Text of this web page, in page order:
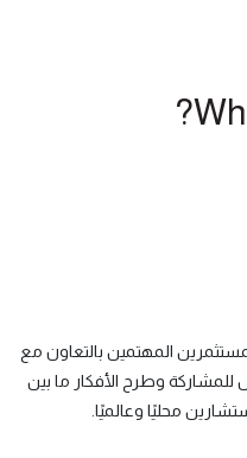
المهتمين بالتعاون مع
للمشاركة وطرح الأفكار ما بين
محليًا وعالميًا.